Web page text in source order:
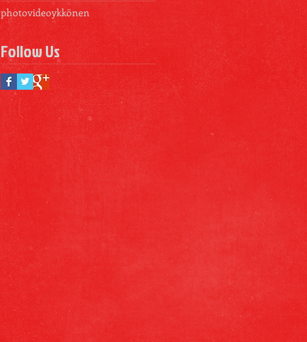
photovideoykkönen
Follow Us